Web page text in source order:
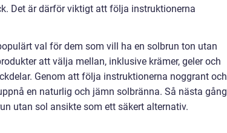
Det är därför viktigt att följa instruktionerna
val för dem som vill ha en solbrun ton utan
att välja mellan, inklusive krämer, geler och
Genom att följa instruktionerna noggrant och
en naturlig och jämn solbränna. Så nästa gång
utan sol ansikte som ett säkert alternativ.